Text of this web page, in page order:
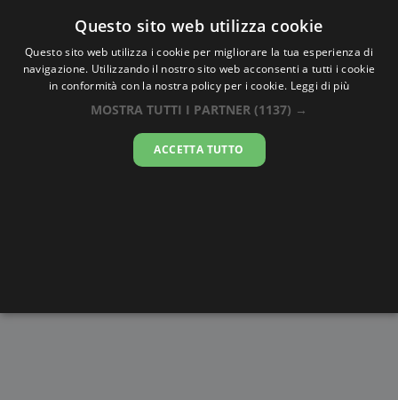
Oraesatta.co
Ora EsattaKlosterneuburg
23:59:30
Questo sito web utilizza cookie
Questo sito web utilizza i cookie per migliorare la tua esperienza di
navigazione. Utilizzando il nostro sito web acconsenti a tutti i cookie
in conformità con la nostra policy per i cookie. Leggi di più
MOSTRA TUTTI I PARTNER (1137) →
ACCETTA TUTTO